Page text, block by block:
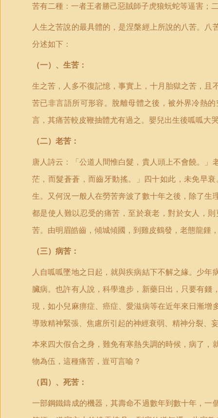
苦有二種：一者王者勝己惡賊師子虎狼蚖蛇等逼害；
人生之苦說的最具體的，是涅槃經上所說的八苦。
分述如下：
（一）、生苦：
生之苦，人多不復記憶，事實上，十月胎獄之苦，
苦已非言語所可形容。脫離母體之後，被外界冷熱
言，其痛苦較皮鞭抽體尤有過之。嬰兒出生後呱呱大
（二）老苦：
唐人詩云：「公道人間惟白髮，貴人頭上不會饒。
茫，而髮蒼蒼，而齒牙動搖。」四十如此，未免早
生。又何況一般人在勞苦奔波了數十年之後，除了
都是使人難以忍受的痛苦，至於衰老，對於女人，
苦。由明眉皓齒，傾城傾國，到雞皮鶴發，老態龍鍾
（三）病苦：
人自呱呱墜地之日起，就與疾病結下不解之緣。少
臟病。也許有人說，科學進步，新藥日出，只要有
現，如小兒麻痹症、癌症、愛滋病等在近年來日漸
導致精神緊張、焦慮所引起的神經衰弱、精神分裂、
本來四大假合之身，難免有寒熱失調的時候，病了
物為伍，這種痛苦，豈可言喻？
（四）、死苦：
一部鋼鐵鑄成的機器，其壽命不過數年到數十年，